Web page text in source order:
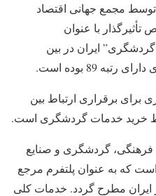
سال 2019 میلادی توسط مجمع جهانی اقتصاد
ضمن بررسی 14 شاخص تأثیرگذار با عنوان
ایران در بین
89 بوده است.
برای برقراری ارتباط بین
خرید خدمات گردشگری است.
فرهنگی، گردشگری و صنایع
که به عنوان پلتفرم مرجع
مطرح گردد. خدمات کلی